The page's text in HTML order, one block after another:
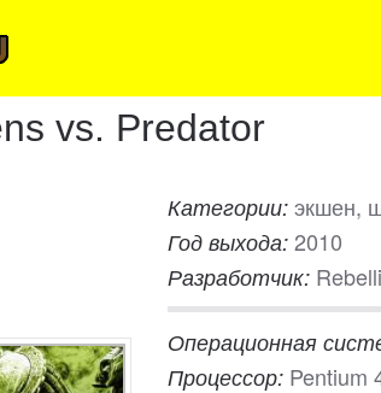
vs. Predator
Категории: экшен,
Год выхода: 2010
Разработчик:
Операционная
Процессор: Pentium